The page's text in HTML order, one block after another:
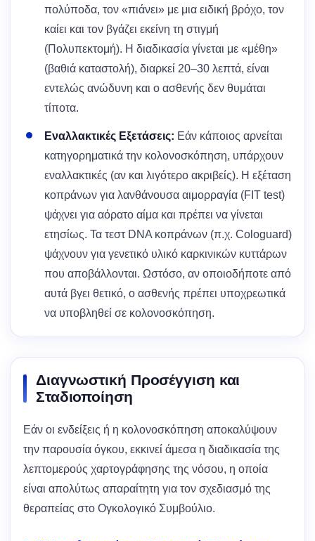
πολύποδα, τον «πιάνει» με μια ειδική βρόχο, τον
καίει και τον βγάζει εκείνη τη στιγμή
(Πολυπεκτομή). Η διαδικασία γίνεται με «μέθη»
(βαθιά καταστολή), διαρκεί 20–30 λεπτά, είναι
εντελώς ανώδυνη και ο ασθενής δεν θυμάται
τίποτα.
Εναλλακτικές Εξετάσεις: Εάν κάποιος αρνείται
κατηγορηματικά την κολονοσκόπηση, υπάρχουν
εναλλακτικές (αν και λιγότερο ακριβείς). Η εξέταση
κοπράνων για λανθάνουσα αιμορραγία (FIT test)
ψάχνει για αόρατο αίμα και πρέπει να γίνεται
ετησίως. Τα τεστ DNA κοπράνων (π.χ. Cologuard)
ψάχνουν για γενετικό υλικό καρκινικών κυττάρων
που αποβάλλονται. Ωστόσο, αν οποιοδήποτε από
αυτά βγει θετικό, ο ασθενής πρέπει υποχρεωτικά
να υποβληθεί σε κολονοσκόπηση.
Διαγνωστική Προσέγγιση και
Σταδιοποίηση
Εάν οι ενδείξεις ή η κολονοσκόπηση αποκαλύψουν
την παρουσία όγκου, εκκινεί άμεσα η διαδικασία της
λεπτομερούς χαρτογράφησης της νόσου, η οποία
είναι απολύτως απαραίτητη για τον σχεδιασμό της
θεραπείας στο Ογκολογικό Συμβούλιο.